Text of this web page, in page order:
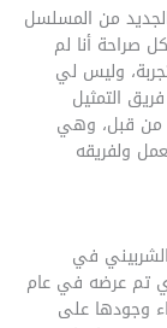
من المسلسل
صراحة أنا لم
وليس لي
التمثيل
من قبل، وهي
ولفريقه
الشربيني في
تم عرضه في عام
وجودها على